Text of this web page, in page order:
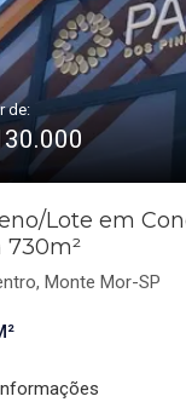
de:
Lote em
730m²
Monte Mor-SP